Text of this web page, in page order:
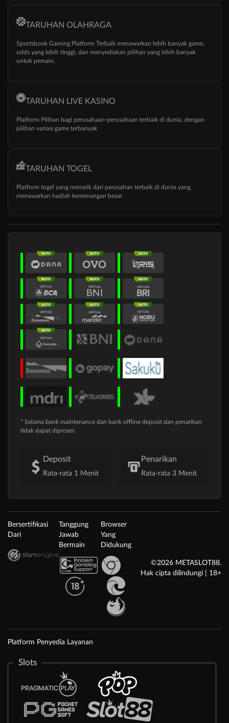
TARUHAN OLAHRAGA
Sportsbook Gaming Platform Terbaik menawarkan lebih banyak game,
odds yang lebih tinggi, dan menyediakan pilihan yang lebih banyak
untuk pemain.
TARUHAN LIVE KASINO
Platform Pilihan bagi perusahaan-perusahaan terbaik di dunia, dengan
pilihan variasi game terbanyak
TARUHAN TOGEL
Platform togel yang menarik dari perusahan terbaik di dunia yang
menawarkan hadiah kemenangan besar
* Selama bank maintenance dan bank offline deposit dan penarikan
tidak dapat diproses
Deposit
Rata-rata 1 Menit
Penarikan
Rata-rata 3 Menit
Bersertifikasi
Dari
Tanggung
Jawab
Bermain
Browser
Yang
Didukung
©2026 METASLOT88.
Hak cipta dilindungi | 18+
Platform Penyedia Layanan
Slots